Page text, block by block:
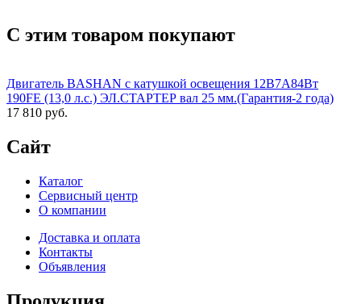
С этим товаром покупают
Двигатель BASHAN с катушкой освещения 12В7А84Вт
190FE (13,0 л.с.) ЭЛ.СТАРТЕР вал 25 мм.(Гарантия-2 года)
17 810 руб.
Сайт
Каталог
Сервисный центр
О компании
Доставка и оплата
Контакты
Объявления